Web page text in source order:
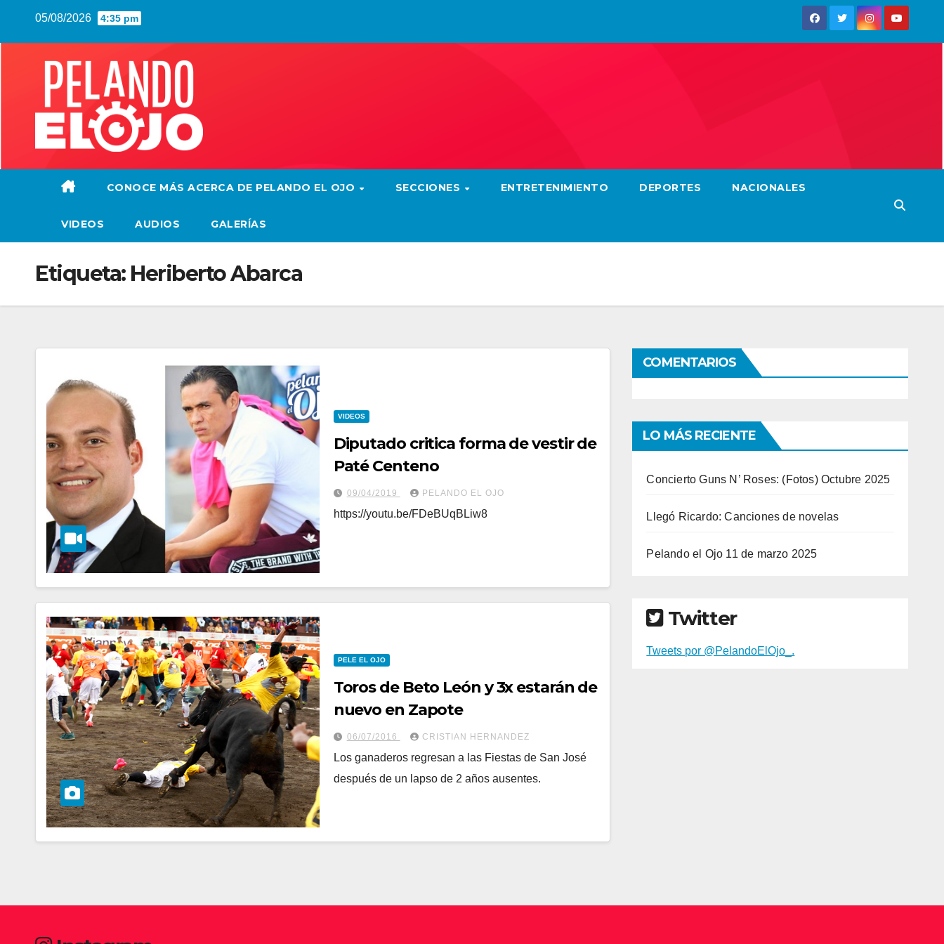
05/08/2026 4:35 pm
CONOCE MÁS ACERCA DE PELANDO EL OJO SECCIONES ENTRETENIMIENTO DEPORTES NACIONALES
VIDEOS AUDIOS GALERÍAS
Etiqueta: Heriberto Abarca
VIDEOS
Diputado critica forma de vestir de
Paté Centeno
09/04/2019 PELANDO EL OJO
https://youtu.be/FDeBUqBLiw8
PELE EL OJO
Toros de Beto León y 3x estarán de
nuevo en Zapote
06/07/2016 CRISTIAN HERNANDEZ
Los ganaderos regresan a las Fiestas de San José
después de un lapso de 2 años ausentes.
COMENTARIOS
LO MÁS RECIENTE
Concierto Guns N’ Roses: (Fotos) Octubre 2025
Llegó Ricardo: Canciones de novelas
Pelando el Ojo 11 de marzo 2025
Twitter
Tweets por @PelandoElOjo_.